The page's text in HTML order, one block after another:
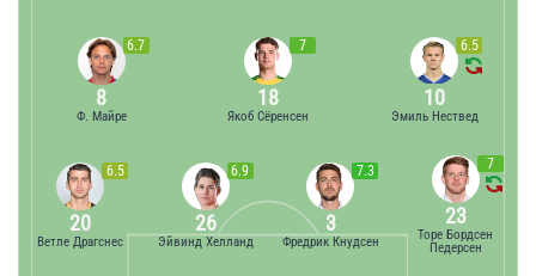
6.5
20
Ветле Драгснес
6.9
26
Эйвинд Хелланд
7.3
3
Фредрик Кнудсен
7
23
Торе Бордсен
Педерсен
6.7
8
Ф. Майре
7
18
Якоб Сёренсен
6.5
10
Эмиль Нествед